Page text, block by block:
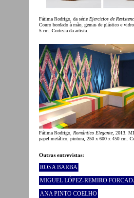
Fátima Rodrigo, da série Ejercicios de
Couro bordado à mão, gemas de plástico e
5 cm. Cortesia da artista.
Fátima Rodrigo, Romántico Elegante, 2013.
papel metálico, pintura, 250 x 600 x 450 cm.
Outras entrevistas:
ROSA BARBA
MIGUEL LÓPEZ-REMIRO
ANA PINTO COELHO